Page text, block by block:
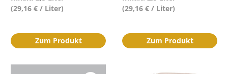
(29,16 € / Liter)
Zum Produkt
(29,16 € / Liter)
Zum Produkt